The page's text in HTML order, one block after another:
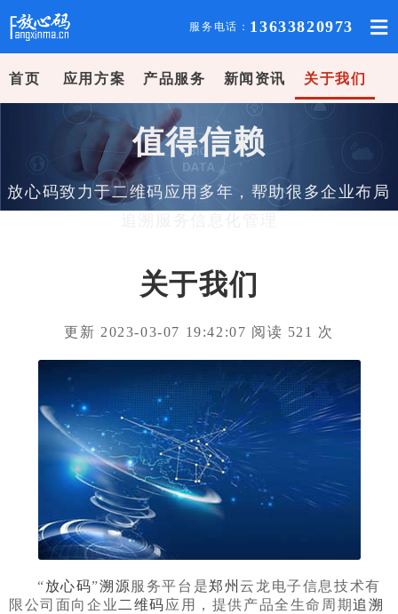
服务电话： 13633820973
首页 应用方案 产品服务 新闻资讯 关于我们
值得信赖
放心码致力于二维码应用多年，帮助很多企业布局
关于我们
更新 2023-03-07 19:42:07 阅读 521 次
“放心码”溯源服务平台是郑州云龙电子信息技术有
限公司面向企业二维码应用，提供产品全生命周期追溯